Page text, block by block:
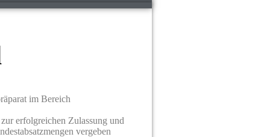
im Bereich
erfolgreichen Zulassung und
vergeben